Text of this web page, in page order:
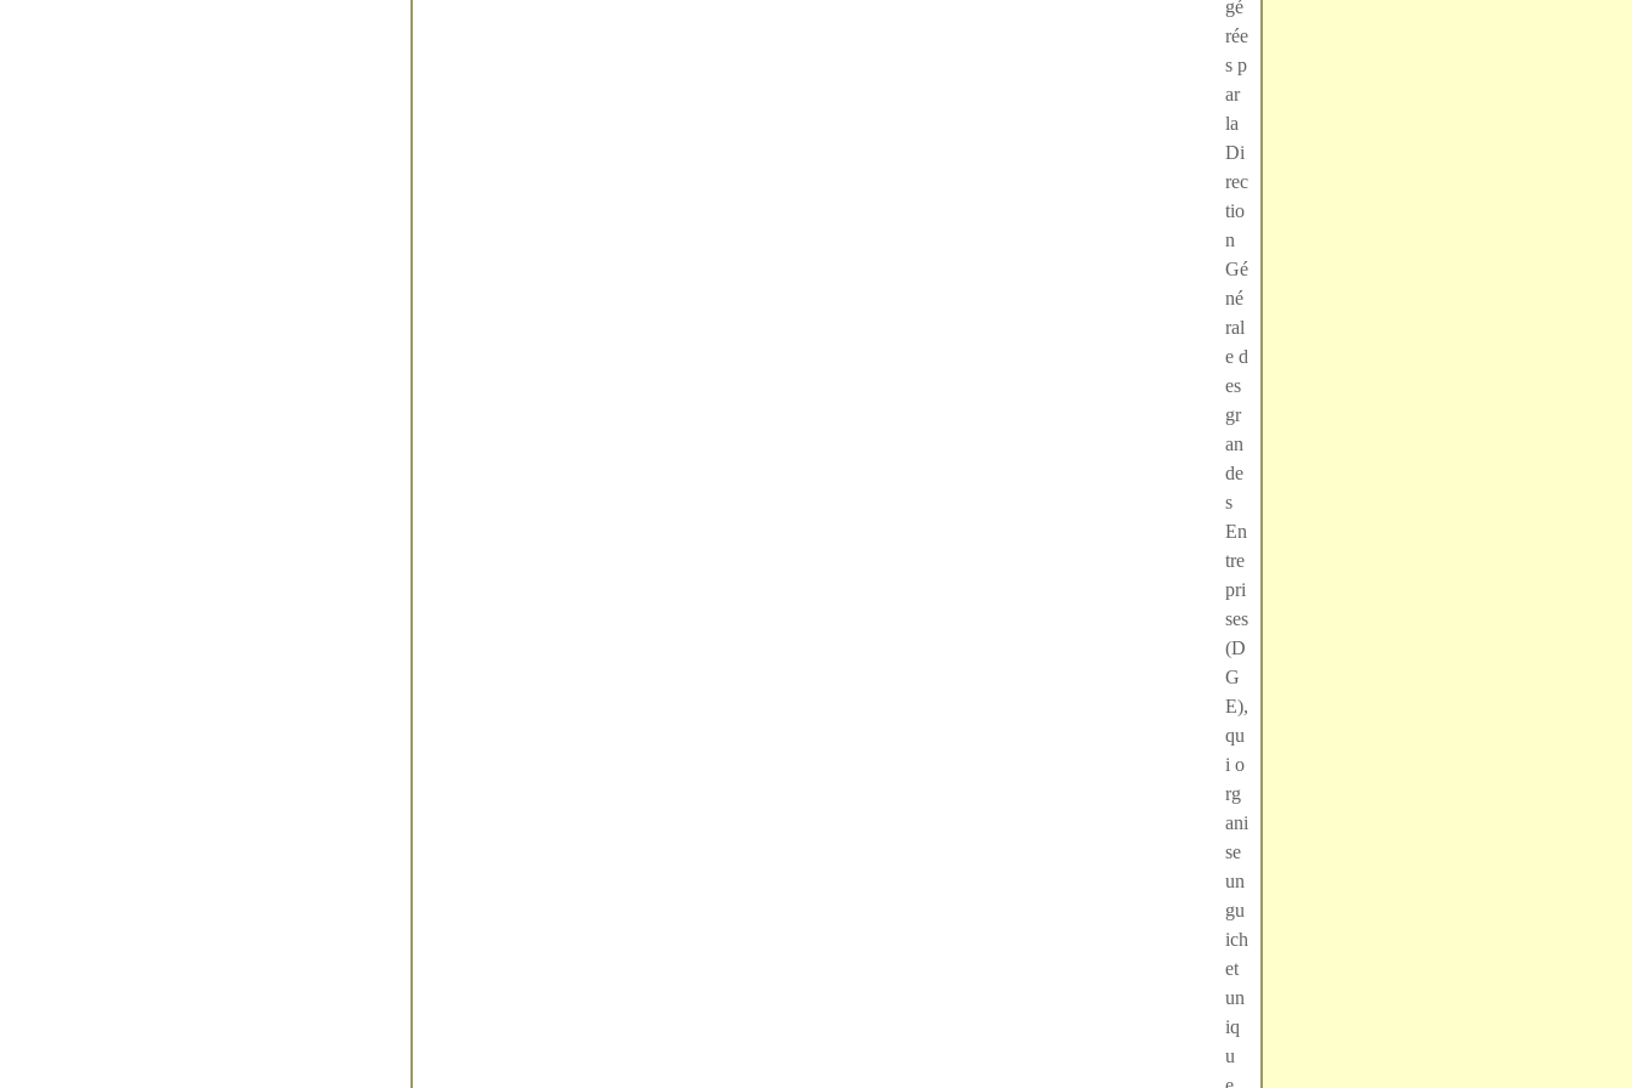
gé
rée
s p
ar
la
Di
rec
tio
n
Gé
né
ral
e d
es
gr
an
de
s
En
tre
pri
ses
(D
G
E),
qu
i o
rg
ani
se
un
gu
ich
et
un
iq
u